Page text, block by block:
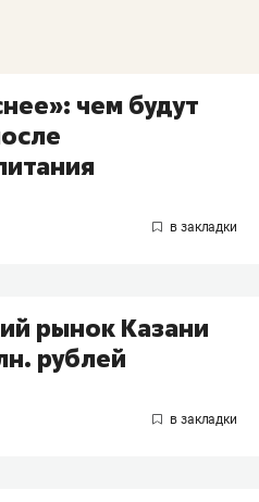
чем будут
рынок Казани
рублей